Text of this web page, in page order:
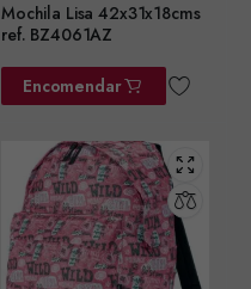
Mochila Lisa 42x31x18cms
ref. BZ4061AZ
Encomendar